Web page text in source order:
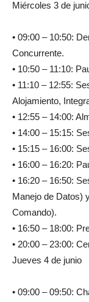
Miércoles 3 de
• 09:00 – 10:50:
Concurrente.
• 10:50 – 11:10:
• 11:10 – 12:55:
Alojamiento,
• 12:55 – 14:00:
• 14:00 – 15:15:
• 15:15 – 16:00:
• 16:00 – 16:20:
• 16:20 – 16:50:
Manejo de Datos)
Comando).
• 16:50 – 18:00:
• 20:00 – 23:00:
Jueves 4 de junio
• 09:00 – 09:50: